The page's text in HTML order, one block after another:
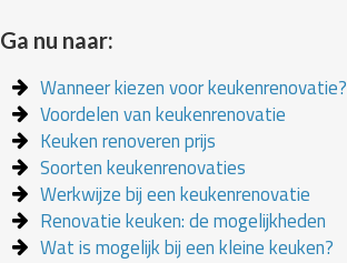
Ga nu naar:
Wanneer kiezen voor keukenrenovatie?
Voordelen van keukenrenovatie
Keuken renoveren prijs
Soorten keukenrenovaties
Werkwijze bij een keukenrenovatie
Renovatie keuken: de mogelijkheden
Wat is mogelijk bij een kleine keuken?